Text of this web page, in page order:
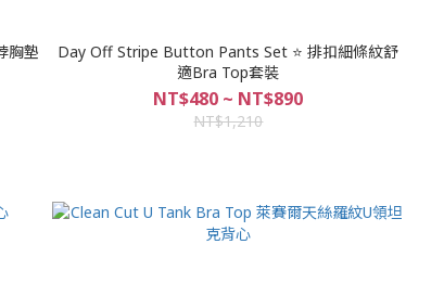
Day Off Stripe Button Pants Set ⭐ 排扣細條紋舒
適Bra Top套裝
NT$480 ~ NT$890
NT$1,210